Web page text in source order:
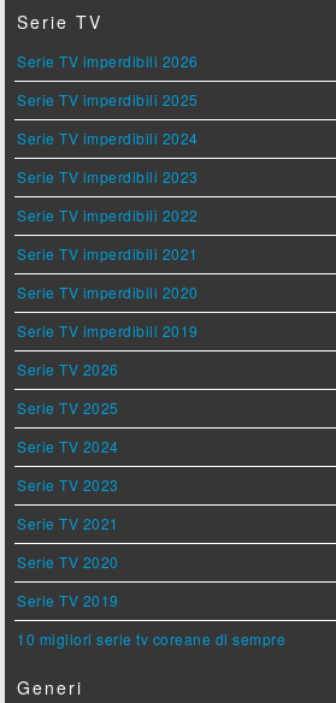
Serie TV
Serie TV imperdibili 2026
Serie TV imperdibili 2025
Serie TV imperdibili 2024
Serie TV imperdibili 2023
Serie TV imperdibili 2022
Serie TV imperdibili 2021
Serie TV imperdibili 2020
Serie TV imperdibili 2019
Serie TV 2026
Serie TV 2025
Serie TV 2024
Serie TV 2023
Serie TV 2021
Serie TV 2020
Serie TV 2019
10 migliori serie tv coreane di sempre
Generi